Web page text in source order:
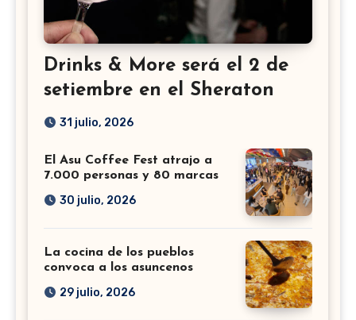
Drinks & More será el 2 de
setiembre en el Sheraton
31 julio, 2026
El Asu Coffee Fest atrajo a
7.000 personas y 80 marcas
30 julio, 2026
La cocina de los pueblos
convoca a los asuncenos
29 julio, 2026